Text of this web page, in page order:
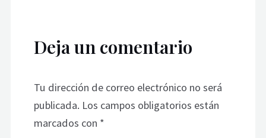
Deja un comentario
Tu dirección de correo electrónico no será
publicada. Los campos obligatorios están
marcados con *